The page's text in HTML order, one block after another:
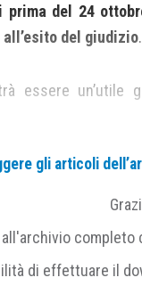
del 24
del giudizio.
essere un’utile
decide, prima del
di
, valutando la
della
gli articoli
di effettuare il